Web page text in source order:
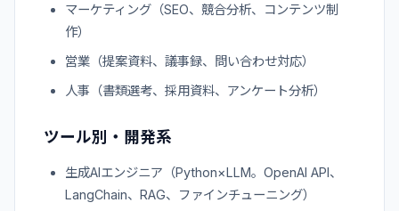
マーケティング（SEO、競合分析、コンテンツ制
作）
営業（提案資料、議事録、問い合わせ対応）
人事（書類選考、採用資料、アンケート分析）
ツール別・開発系
生成AIエンジニア（Python×LLM。OpenAI API、
LangChain、RAG、ファインチューニング）